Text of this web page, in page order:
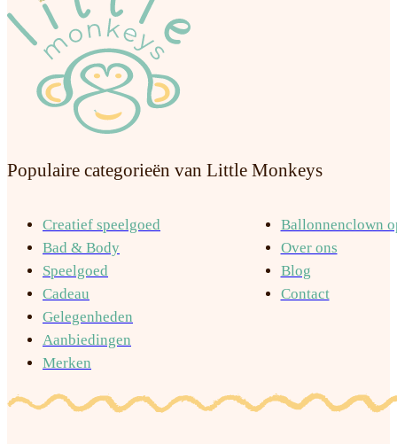
Populaire categorieën van Little Monkeys
Creatief speelgoed
Bad & Body
Speelgoed
Cadeau
Gelegenheden
Aanbiedingen
Merken
Ballonnenclown
Over ons
Blog
Contact